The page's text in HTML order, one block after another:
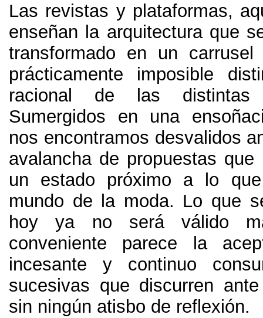
Las revistas y plataformas,
enseñan la arquitectura que
transformado en un
prácticamente imposible
racional de las distintas
Sumergidos en una
nos encontramos desvalidos
avalancha de propuestas
un estado próximo a lo
mundo de la moda. Lo que
hoy ya no será válido
conveniente parece la
incesante y continuo
sucesivas que discurren
sin ningún atisbo de reflexión.